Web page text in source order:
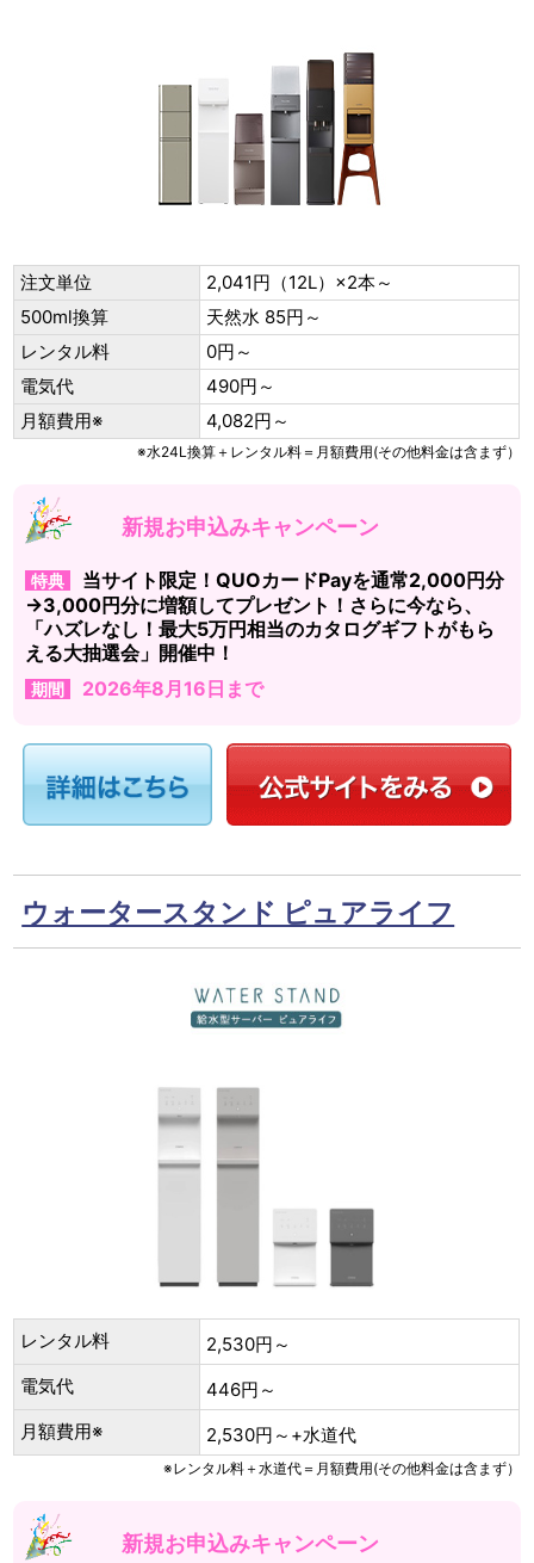
注文単位
2,041円（12L）×2本～
500ml換算
天然水 85円～
レンタル料
0円～
電気代
490円～
月額費用※
4,082円～
※水24L換算＋レンタル料＝月額費用(その他料金は含まず）
新規お申込みキャンペーン
特典
当サイト限定！QUOカードPayを通常2,000円分
→3,000円分に増額してプレゼント！さらに今なら、
「ハズレなし！最大5万円相当のカタログギフトがもら
える大抽選会」開催中！
期間 2026年8月16日まで
ウォータースタンド ピュアライフ
レンタル料
2,530円～
電気代
446円～
月額費用※
2,530円～+水道代
※レンタル料＋水道代＝月額費用(その他料金は含まず）
新規お申込みキャンペーン